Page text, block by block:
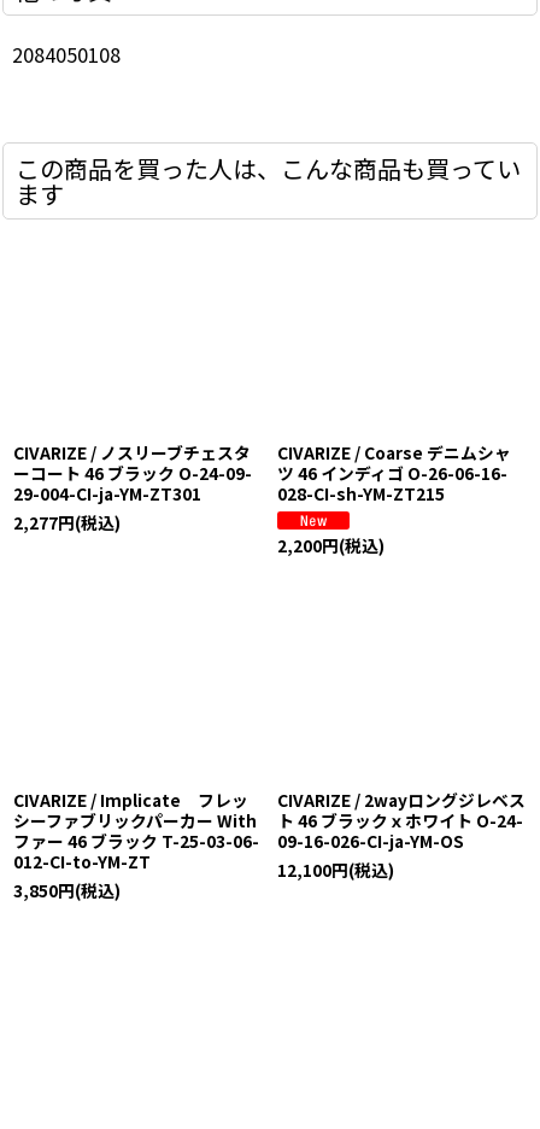
2084050108
この商品を買った人は、こんな商品も買ってい
ます
CIVARIZE / ノスリーブチェスタ
ーコート 46 ブラック O-24-09-
29-004-CI-ja-YM-ZT301
2,277円(税込)
CIVARIZE / Coarse デニムシャ
ツ 46 インディゴ O-26-06-16-
028-CI-sh-YM-ZT215
2,200円(税込)
CIVARIZE / Implicate フレッ
シーファブリックパーカー With
ファー 46 ブラック T-25-03-06-
012-CI-to-YM-ZT
3,850円(税込)
CIVARIZE / 2wayロングジレベス
ト 46 ブラックｘホワイト O-24-
09-16-026-CI-ja-YM-OS
12,100円(税込)